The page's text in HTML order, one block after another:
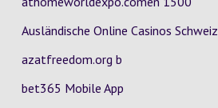
Ausländische Online Casinos Schweiz
azatfreedom.org b
bet365 Mobile App